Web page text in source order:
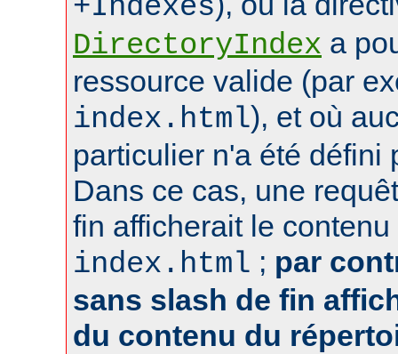
+Indexes
DirectoryIndex a
ressource valide (par
index.html), et où
particulier n'a été défini
Dans ce cas, une
fin afficherait le
index.html ; par
sans slash de fin
du contenu du